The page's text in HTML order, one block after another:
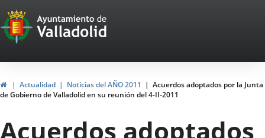
Portal
Web
del
Ayuntamiento
de
Valladolid
HomeActualidad Noticias del AÑO 2011
Acuerdos adoptados por la Junta
de Gobierno de Valladolid en su reunión del 4-II-2011
Acuerdos adoptados